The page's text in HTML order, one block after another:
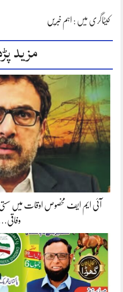
کیٹاگری میں : اہم خبریں
مزید
آئی ایم ایف مخصوص اوقات میں